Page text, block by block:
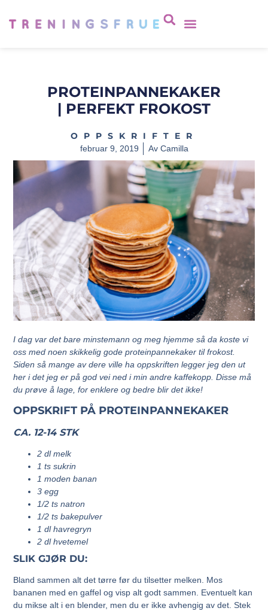
PROTEINPANNEKAKER
| PERFEKT FROKOST
OPPSKRIFTER
februar 9, 2019 AvCamilla
I dag var det bare minstemann og meg hjemme så da koste vi
oss med noen skikkelig gode proteinpannekaker til frokost.
Siden så mange av dere ville ha oppskriften legger jeg den ut
her i det jeg er på god vei ned i min andre kaffekopp. Disse må
du prøve å lage, for enklere og bedre blir det ikke!
OPPSKRIFT PÅ PROTEINPANNEKAKER
CA. 12-14 STK
2 dl melk
1 ts sukrin
1 moden banan
3 egg
1/2 ts natron
1/2 ts bakepulver
1 dl havregryn
2 dl hvetemel
SLIK GJØR DU:
Bland sammen alt det tørre før du tilsetter melken. Mos
bananen med en gaffel og visp alt godt sammen. Eventuelt kan
du mikse alt i en blender, men du er ikke avhengig av det. Stek